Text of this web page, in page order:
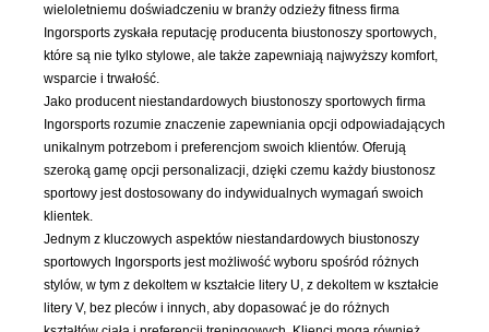
wieloletniemu doświadczeniu w branży odzieży fitness firma
Ingorsports zyskała reputację producenta biustonoszy sportowych,
które są nie tylko stylowe, ale także zapewniają najwyższy komfort,
wsparcie i trwałość.
Jako producent niestandardowych biustonoszy sportowych firma
Ingorsports rozumie znaczenie zapewniania opcji odpowiadających
unikalnym potrzebom i preferencjom swoich klientów. Oferują
szeroką gamę opcji personalizacji, dzięki czemu każdy biustonosz
sportowy jest dostosowany do indywidualnych wymagań swoich
klientek.
Jednym z kluczowych aspektów niestandardowych biustonoszy
sportowych Ingorsports jest możliwość wyboru spośród różnych
stylów, w tym z dekoltem w kształcie litery U, z dekoltem w kształcie
litery V, bez pleców i innych, aby dopasować je do różnych